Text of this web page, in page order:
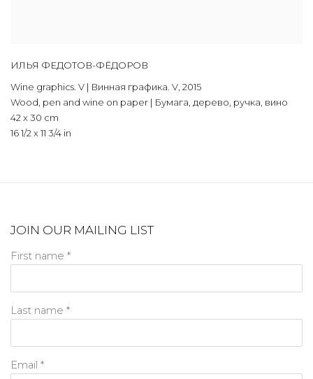
ИЛЬЯ ФЕДОТОВ-ФЁДОРОВ
Wine graphics. V | Винная графика. V, 2015
Wood, pen and wine on paper | Бумага, дерево, ручка, вино
42 x 30 cm
16 1/2 x 11 3/4 in
JOIN OUR MAILING LIST
First name *
Last name *
Email *